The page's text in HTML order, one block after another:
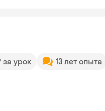
за урок 13 лет опыта